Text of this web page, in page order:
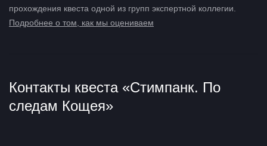
прохождения квеста одной из групп экспертной коллегии.
Подробнее о том, как мы оцениваем
Контакты квеста «Стимпанк. По
следам Кощея»